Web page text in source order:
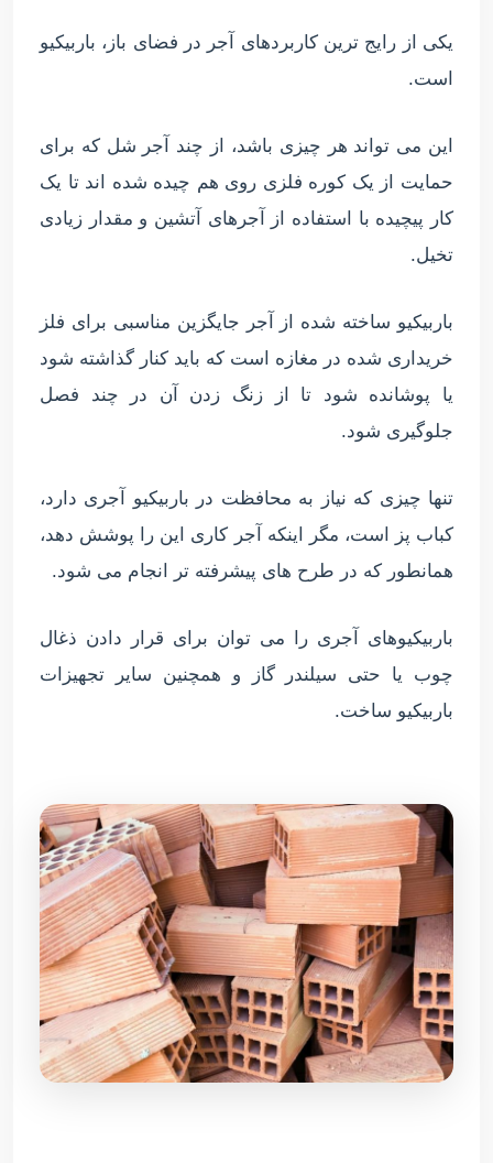
یکی از رایج ترین کاربردهای آجر در فضای باز، باربیکیو
است.
این می تواند هر چیزی باشد، از چند آجر شل که برای
حمایت از یک کوره فلزی روی هم چیده شده اند تا یک
کار پیچیده با استفاده از آجرهای آتشین و مقدار زیادی
تخیل.
باربیکیو ساخته شده از آجر جایگزین مناسبی برای فلز
خریداری شده در مغازه است که باید کنار گذاشته شود
یا پوشانده شود تا از زنگ زدن آن در چند فصل
جلوگیری شود.
تنها چیزی که نیاز به محافظت در باربیکیو آجری دارد،
کباب پز است، مگر اینکه آجر کاری این را پوشش دهد،
همانطور که در طرح های پیشرفته تر انجام می شود.
باربیکیوهای آجری را می توان برای قرار دادن ذغال
چوب یا حتی سیلندر گاز و همچنین سایر تجهیزات
باربیکیو ساخت.